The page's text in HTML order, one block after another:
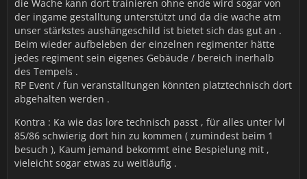
die Wache kann dort trainieren ohne ende wird sogar von
der ingame gestalltung unterstützt und da die wache atm
unser stärkstes aushängeschild ist bietet sich das gut an .
Beim wieder aufbeleben der einzelnen regimenter hätte
jedes regiment sein eigenes Gebäude / bereich inerhalb
des Tempels .
RP Event / fun veranstalltungen könnten platztechnisch dort
abgehalten werden .
Kontra : Ka wie das lore technisch passt , für alles unter lvl
85/86 schwierig dort hin zu kommen ( zumindest beim 1
besuch ), Kaum jemand bekommt eine Bespielung mit ,
vieleicht sogar etwas zu weitläufig .